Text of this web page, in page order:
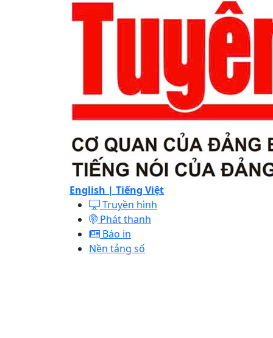
English | Tiếng Việt
Truyền hình
Phát thanh
Báo in
Nền tảng số